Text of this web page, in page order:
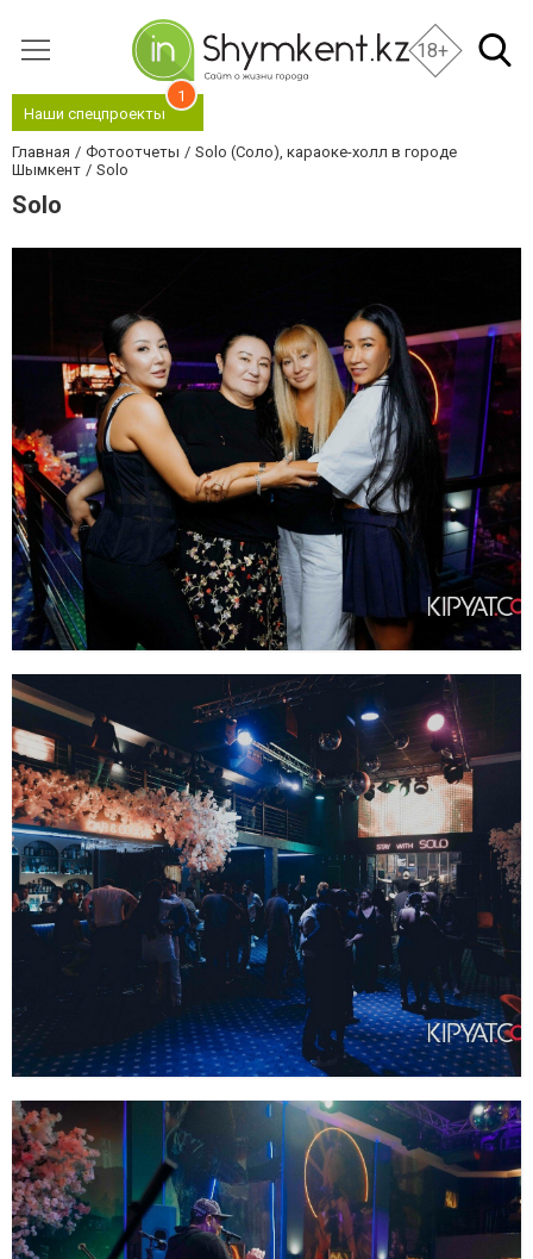
18+
Наши спецпроекты
1
Главная Фотоотчеты
Solo (Соло), караоке-холл в городе
Шымкент
Solo
Solo